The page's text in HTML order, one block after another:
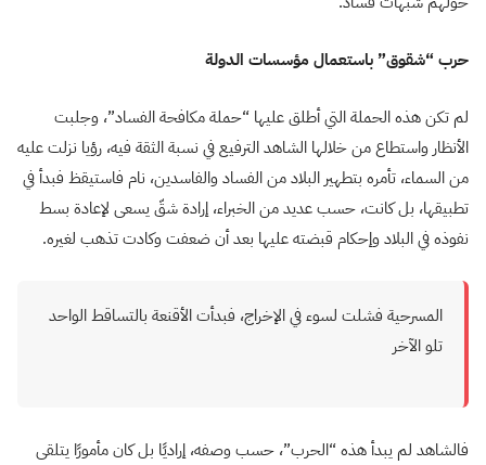
حرب “شقوق” باستعمال مؤسسات الدولة
لم تكن هذه الحملة التي أطلق عليها “حملة مكافحة الفساد”، وجلبت
الأنظار واستطاع من خلالها الشاهد الترفيع في نسبة الثقة فيه، رؤيا نزلت عليه
من السماء، تأمره بتطهير البلاد من الفساد والفاسدين، نام فاستيقظ فبدأ في
تطبيقها، بل كانت، حسب عديد من الخبراء، إرادة شقّ يسعى لإعادة بسط
نفوذه في البلاد وإحكام قبضته عليها بعد أن ضعفت وكادت تذهب لغيره.
المسرحية فشلت لسوء في الإخراج، فبدأت الأقنعة بالتساقط الواحد
تلو الآخر
فالشاهد لم يبدأ هذه “الحرب”، حسب وصفه، إراديًا بل كان مأمورًا يتلقى